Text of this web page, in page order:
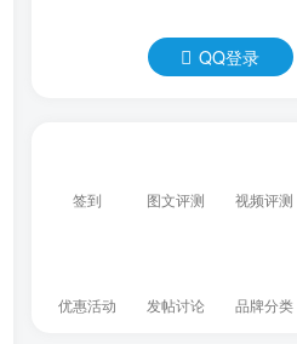
QQ登录
签到 图文评测 视频评测
优惠活动 发帖讨论 品牌分类